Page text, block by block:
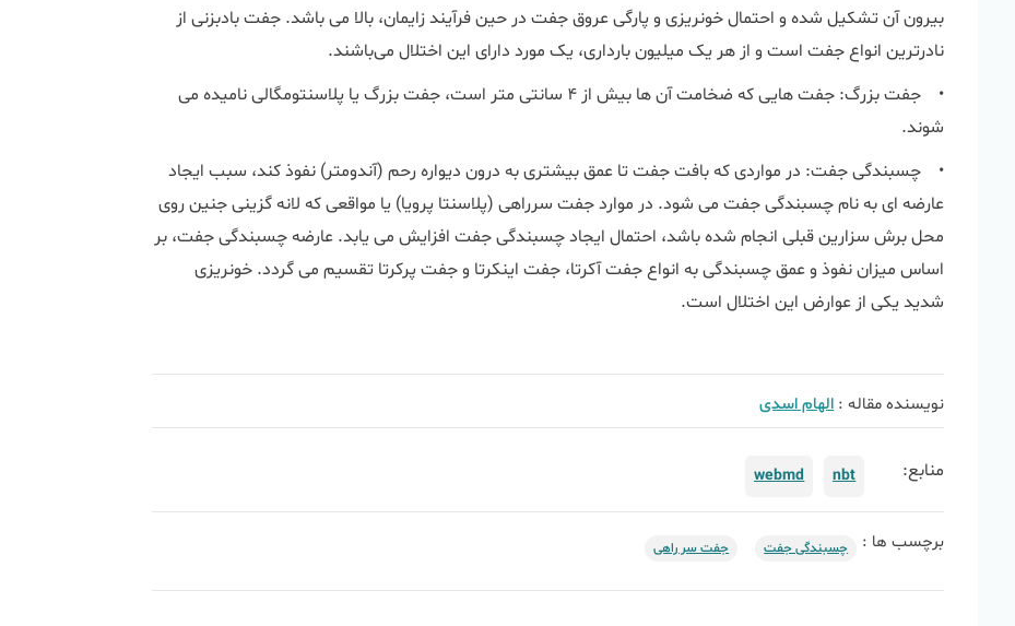
بیرون آن تشکیل شده و احتمال خونریزی و پارگی عروق جفت در حین فرآیند زایمان، بالا می باشد. جفت بادبزنی از
نادرترین انواع جفت است و از هر یک میلیون بارداری، یک مورد دارای این اختلال می‌باشند.
• جفت بزرگ: جفت هایی که ضخامت آن ها بیش از 4 سانتی متر است، جفت بزرگ یا پلاسنتومگالی نامیده می
شوند.
• چسبندگی جفت: در مواردی که بافت جفت تا عمق بیشتری به درون دیواره رحم (آندومتر) نفوذ کند، سبب ایجاد
عارضه ای به نام چسبندگی جفت می شود. در موارد جفت سرراهی (پلاسنتا پرویا) یا مواقعی که لانه گزینی جنین روی
محل برش سزارین قبلی انجام شده باشد، احتمال ایجاد چسبندگی جفت افزایش می یابد. عارضه چسبندگی جفت، بر
اساس میزان نفوذ و عمق چسبندگی به انواع جفت آکرتا، جفت اینکرتا و جفت پرکرتا تقسیم می گردد. خونریزی
شدید یکی از عوارض این اختلال است.
نویسنده مقاله :الهام اسدی
منابع: nbt
webmd
برچسب ها : چسبندگی جفت جفت سر راهی